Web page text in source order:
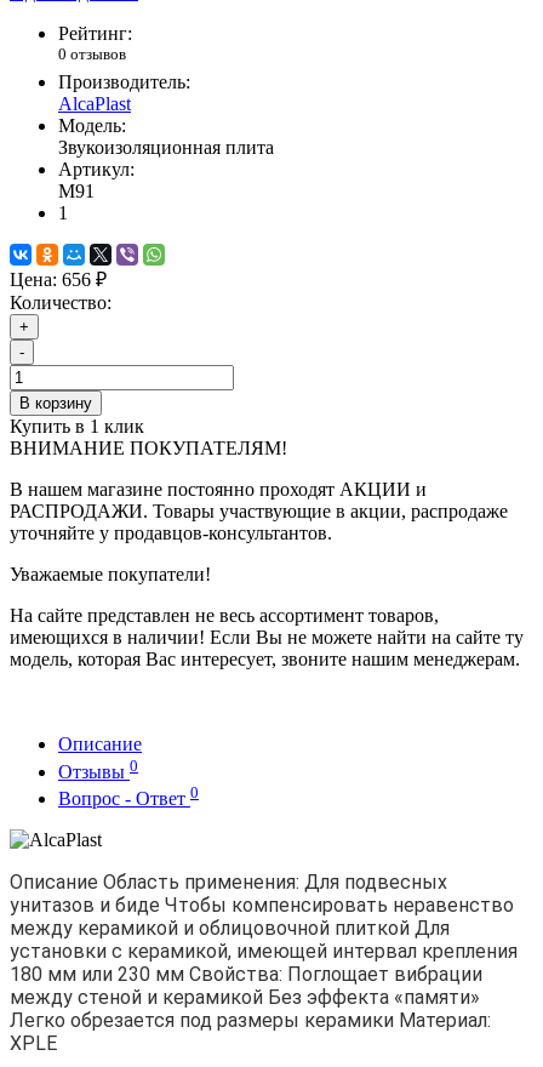
Рейтинг:
0 отзывов
Производитель:
AlcaPlast
Модель:
Звукоизоляционная плита
Артикул:
M91
1
Цена: 656 ₽
Количество:
+
-
В корзину
Купить в 1 клик
ВНИМАНИЕ ПОКУПАТЕЛЯМ!
В нашем магазине постоянно проходят АКЦИИ и
РАСПРОДАЖИ. Товары участвующие в акции, распродаже
уточняйте у продавцов-консультантов.
Уважаемые покупатели!
На сайте представлен не весь ассортимент товаров,
имеющихся в наличии! Если Вы не можете найти на сайте ту
модель, которая Вас интересует, звоните нашим менеджерам.
Описание
Отзывы 0
Вопрос - Ответ 0
Описание Область применения: Для подвесных
унитазов и биде Чтобы компенсировать неравенство
между керамикой и облицовочной плиткой Для
установки с керамикой, имеющей интервал крепления
180 мм или 230 мм Свойства: Поглощает вибрации
между стеной и керамикой Без эффекта «памяти»
Легко обрезается под размеры керамики Материал:
XPLE